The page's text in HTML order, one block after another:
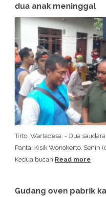
dua anak meninggal
Tirto, Wartadesa. - Dua
Pantai Kisik Wonokerto, Senin
Kedua bucah Read more
Gudang oven pabrik